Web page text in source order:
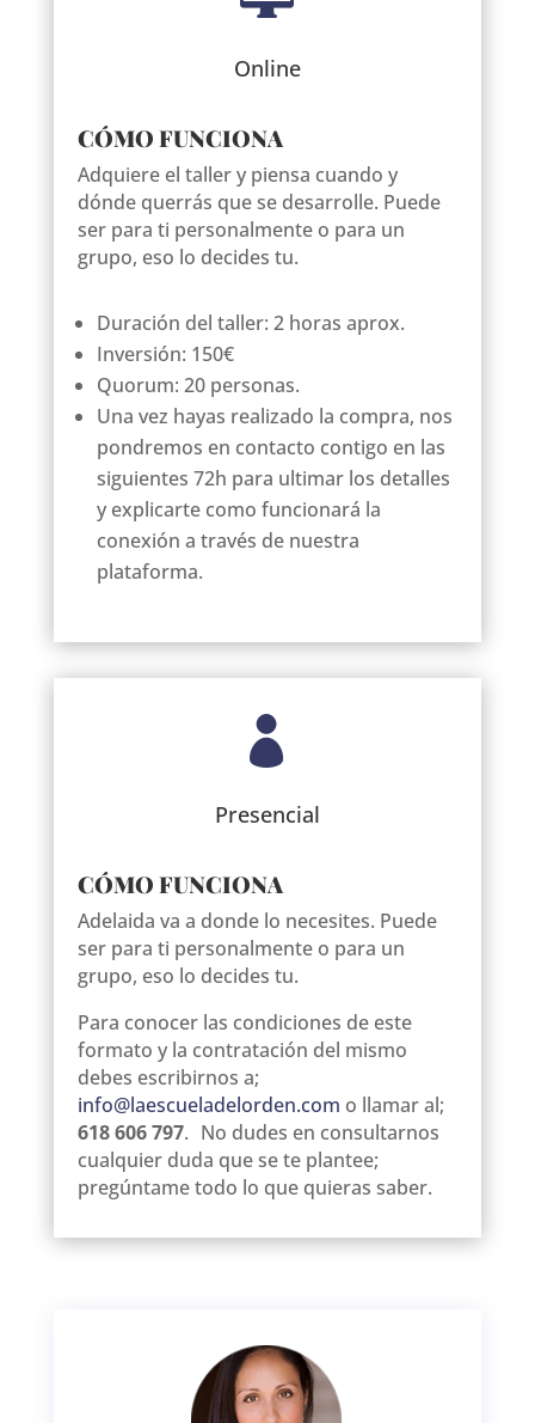
Online
CÓMO FUNCIONA
Adquiere el taller y piensa cuando y
dónde querrás que se desarrolle. Puede
ser para ti personalmente o para un
grupo, eso lo decides tu.
Duración del taller: 2 horas aprox.
Inversión: 150€
Quorum: 20 personas.
Una vez hayas realizado la compra, nos
pondremos en contacto contigo en las
siguientes 72h para ultimar los detalles
y explicarte como funcionará la
conexión a través de nuestra
plataforma.

Presencial
CÓMO FUNCIONA
Adelaida va a donde lo necesites. Puede
ser para ti personalmente o para un
grupo, eso lo decides tu.
Para conocer las condiciones de este
formato y la contratación del mismo
debes escribirnos a;
info@laescueladelorden.com o llamar al;
618 606 797. No dudes en consultarnos
cualquier duda que se te plantee;
pregúntame todo lo que quieras saber.